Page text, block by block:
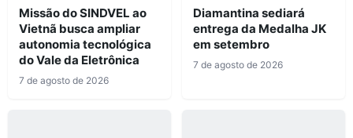
Missão do SINDVEL ao
Vietnã busca ampliar
autonomia tecnológica
do Vale da Eletrônica
7 de agosto de 2026
Diamantina sediará
entrega da Medalha JK
em setembro
7 de agosto de 2026